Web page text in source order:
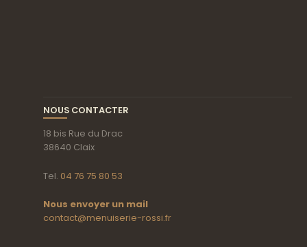
NOUS CONTACTER
18 bis Rue du Drac
38640 Claix
Tel. 04 76 75 80 53
Nous envoyer un mail
contact@menuiserie-rossi.fr